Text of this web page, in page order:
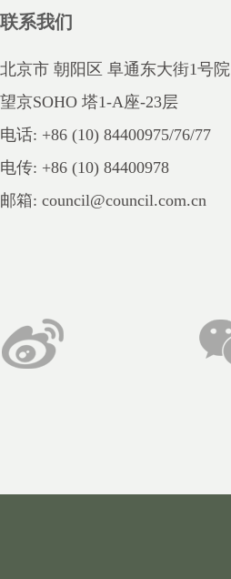
联系我们
北京市 朝阳区 阜通东大街1号院
望京SOHO 塔1-A座-23层
电话: +86 (10) 84400975/76/77
电传: +86 (10) 84400978
邮箱: council@council.com.cn